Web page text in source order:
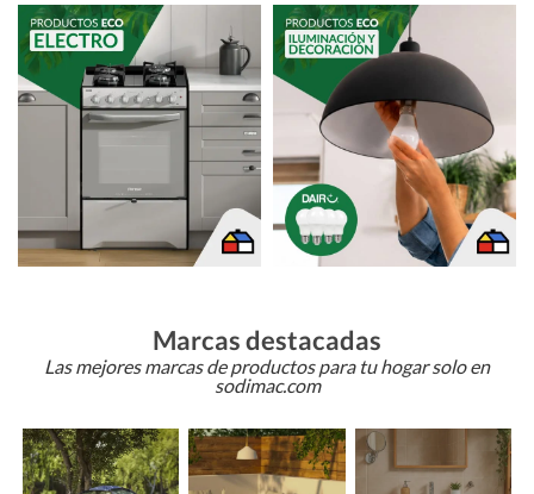
Marcas destacadas
Las mejores marcas de productos para tu hogar solo en
sodimac.com